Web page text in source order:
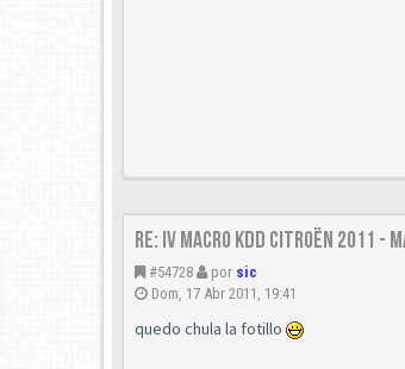
Re: IV Macro KDD Citroën 2011 -
#54728 por sic
Dom, 17 Abr 2011, 19:41
quedo chula la fotillo